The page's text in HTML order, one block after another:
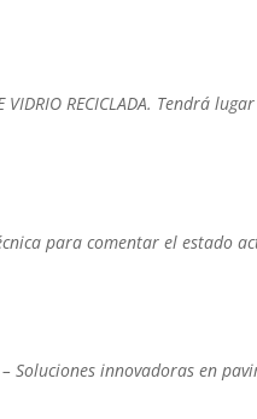
VIDRIO RECICLADA. Tendrá
para comentar el estado
Soluciones innovadoras en